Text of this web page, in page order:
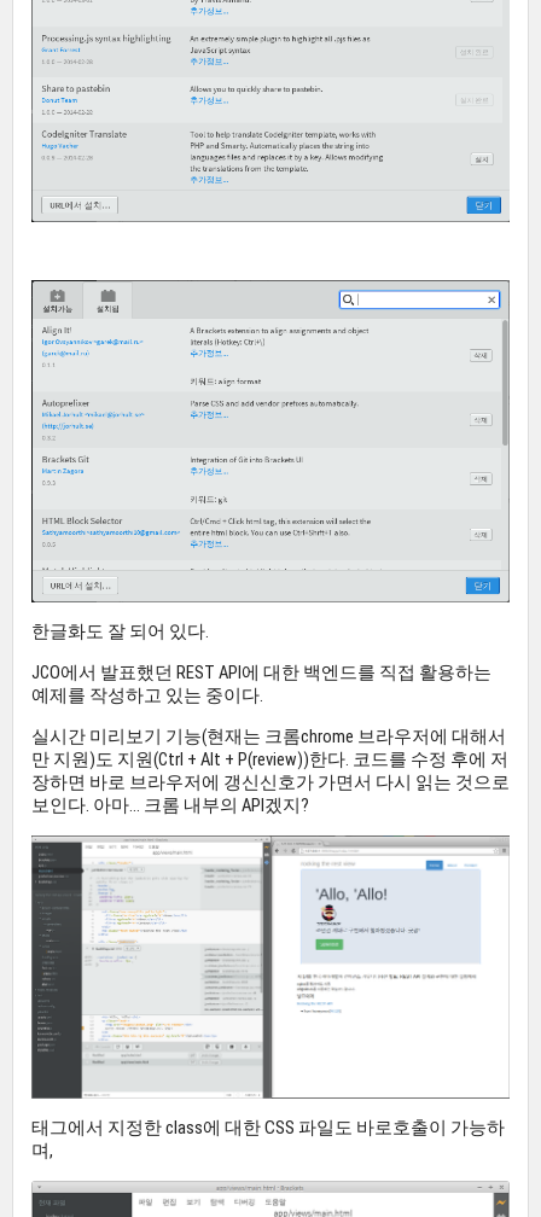
한글화도 잘 되어 있다.
JCO에서 발표했던 REST API에 대한 백엔드를 직접 활용하는
예제를 작성하고 있는 중이다.
실시간 미리보기 기능(현재는 크롬chrome 브라우저에 대해서
만 지원)도 지원(Ctrl + Alt + P(review))한다. 코드를 수정 후에 저
장하면 바로 브라우저에 갱신신호가 가면서 다시 읽는 것으로
보인다. 아마... 크롬 내부의 API겠지?
태그에서 지정한 class에 대한 CSS 파일도 바로호출이 가능하
며,